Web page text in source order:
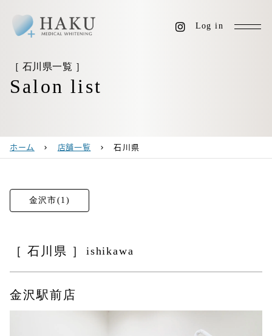
Log in
［ 石川県一覧 ］
Salon list
ホーム chevron_right 店舗一覧 chevron_right 石川県
金沢市(1)
［ 石川県 ］ ishikawa
金沢駅前店